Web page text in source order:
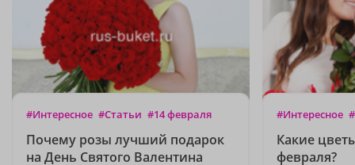
#Интересное #Статьи #14 февраля
Почему розы лучший подарок
на День Святого Валентина
#Интересное
Какие
февраля?